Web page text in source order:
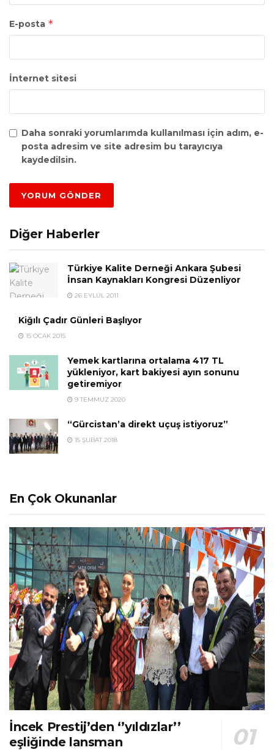
E-posta *
İnternet sitesi
Daha sonraki yorumlarımda kullanılması için adım, e-
posta adresim ve site adresim bu tarayıcıya
kaydedilsin.
Diğer Haberler
Türkiye Kalite Derneği Ankara Şubesi
İnsan Kaynakları Kongresi Düzenliyor
26 EYLÜL 2011
Kiğılı Çadır Günleri Başlıyor
15 OCAK 2015
Yemek kartlarına ortalama 417 TL
yükleniyor, kart bakiyesi ayın sonunu
getiremiyor
9 TEMMUZ 2020
“Gürcistan’a direkt uçuş istiyoruz”
15 ŞUBAT 2018
En Çok Okunanlar
İncek Prestij’den ‘’yıldızlar’’
eşliğinde lansman